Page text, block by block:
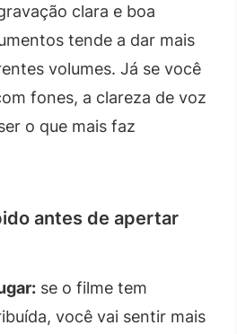
clara e boa
tende a dar mais
volumes. Já se você
fones, a clareza de voz
o que mais faz
antes de apertar
se o filme tem
você vai sentir mais